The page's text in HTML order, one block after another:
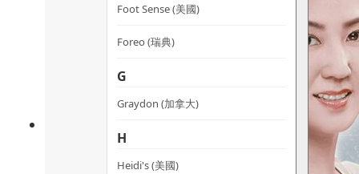
Foot Sense (美國)
Foreo (瑞典)
G
Graydon (加拿大)
H
Heidi's (美國)